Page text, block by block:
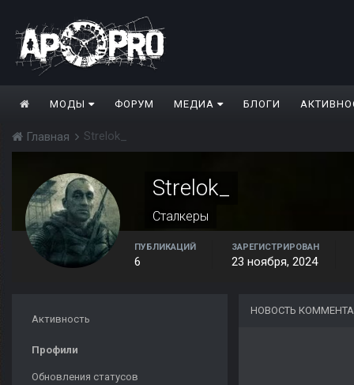
МОДЫ ФОРУМ МЕДИА БЛОГИ
Главная Strelok_
Strelok_
Сталкеры
ПУБЛИКАЦИЙ
6
ЗАРЕГИСТРИРОВАН
23 ноября, 2024
Активность
Профили
Обновления статусов
НОВОСТЬ